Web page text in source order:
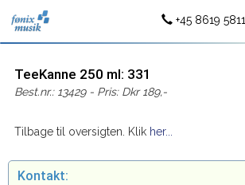
+45 8619 5811
TeeKanne 250 ml: 331
Best.nr.: 13429 - Pris: Dkr 189,-
Tilbage til oversigten. Klik her...
Kontakt: